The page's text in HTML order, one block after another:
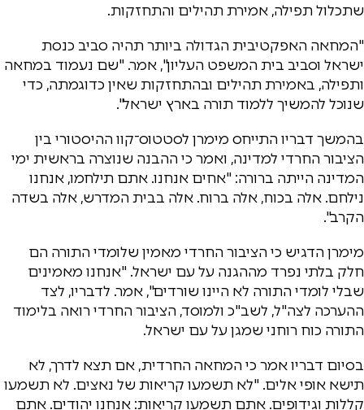
שתכלול תפילה, אמירת תהילים והתחזקות.
"המחאה האפקטיבית הגדולה ביותר תהיה סביב כנסת
ישראל וסביב בית המשפט העליון", אמר. "שם נעמוד במחאה
ותפילה, באמירת תהילים ובהתחזקות שאין כדוגמתה, כדי
שנוכל להמשיך ללמוד תורה בארץ ישראל".
בהמשך דבריו התייחס מימרן לסטטוס־קוו ההיסטורי בין
הציבור החרדי למדינה, ואמר כי ההבנה שנוצרה בראשית ימי
המדינה הייתה ברורה: "אחים אנחנו. אתם תילחמו, אנחנו
נילחם. אלה בכוח, אלה ברוח. אלה בבית המדרש, אלה בשדה
הקרב".
מימרן הדגיש כי הציבור החרדי מאמין שלומדי התורה הם
חלק בלתי נפרד מההגנה על עם ישראל. "אנחנו מאמינים
שבלי לומדי התורה לא היינו שורדים", אמר. לדבריו, לצד
ההערכה לצה"ל, לשב"כ ולמוסד, הציבור החרדי רואה בלימוד
התורה כוח רוחני שמגן על עם ישראל.
בסיום דבריו אמר כי המחאה החרדית, אם תצא לדרך, לא
תישא אופי אלים. "לא תשמעו קריאות של נאצים. לא תשמעו
קללות וגידופים. אתם תשמעו קריאות: אנחנו יהודים. אתם